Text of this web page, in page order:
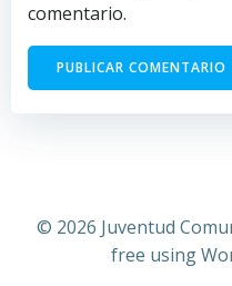
comentario.
© 2026 Juventud
free using